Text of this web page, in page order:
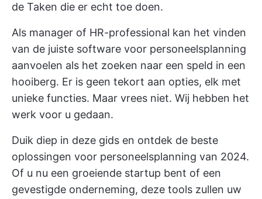
de Taken die er echt toe doen.
Als manager of HR-professional kan het vinden
van de juiste software voor personeelsplanning
aanvoelen als het zoeken naar een speld in een
hooiberg. Er is geen tekort aan opties, elk met
unieke functies. Maar vrees niet. Wij hebben het
werk voor u gedaan.
Duik diep in deze gids en ontdek de beste
oplossingen voor personeelsplanning van 2024.
Of u nu een groeiende startup bent of een
gevestigde onderneming, deze tools zullen uw